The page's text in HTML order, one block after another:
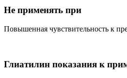
Не применять при
Повышенная чувствительность к
Глиатилин показания к